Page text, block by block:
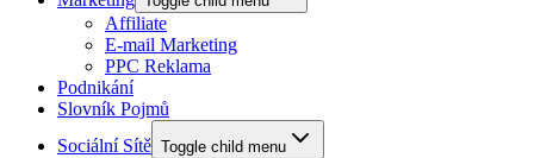
Affiliate
E-mail Marketing
PPC Reklama
Podnikání
Slovník Pojmů
Sociální Sítě Toggle child menu